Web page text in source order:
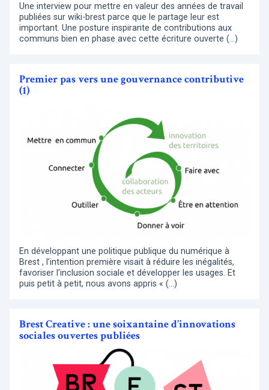
Une interview pour mettre en valeur des années de travail
publiées sur wiki-brest parce que le partage leur est
important. Une posture inspirante de contributions aux
communs bien en phase avec cette écriture ouverte (…)
Premier pas vers une gouvernance contributive
(1)
En développant une politique publique du numérique à
Brest , l’intention première visait à réduire les inégalités,
favoriser l’inclusion sociale et développer les usages. Et
puis petit à petit, nous avons appris « (…)
Brest Creative : une soixantaine d’innovations
sociales ouvertes publiées